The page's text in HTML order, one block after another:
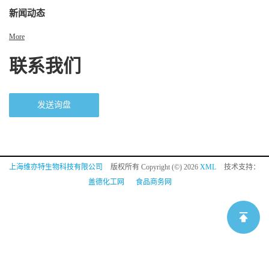
新闻动态
More
联系我们
发送询盘
上海维亦特生物科技有限公司 版权所有 Copyright (©) 2026 XML
技术支持：
盖德化工网
食品商务网